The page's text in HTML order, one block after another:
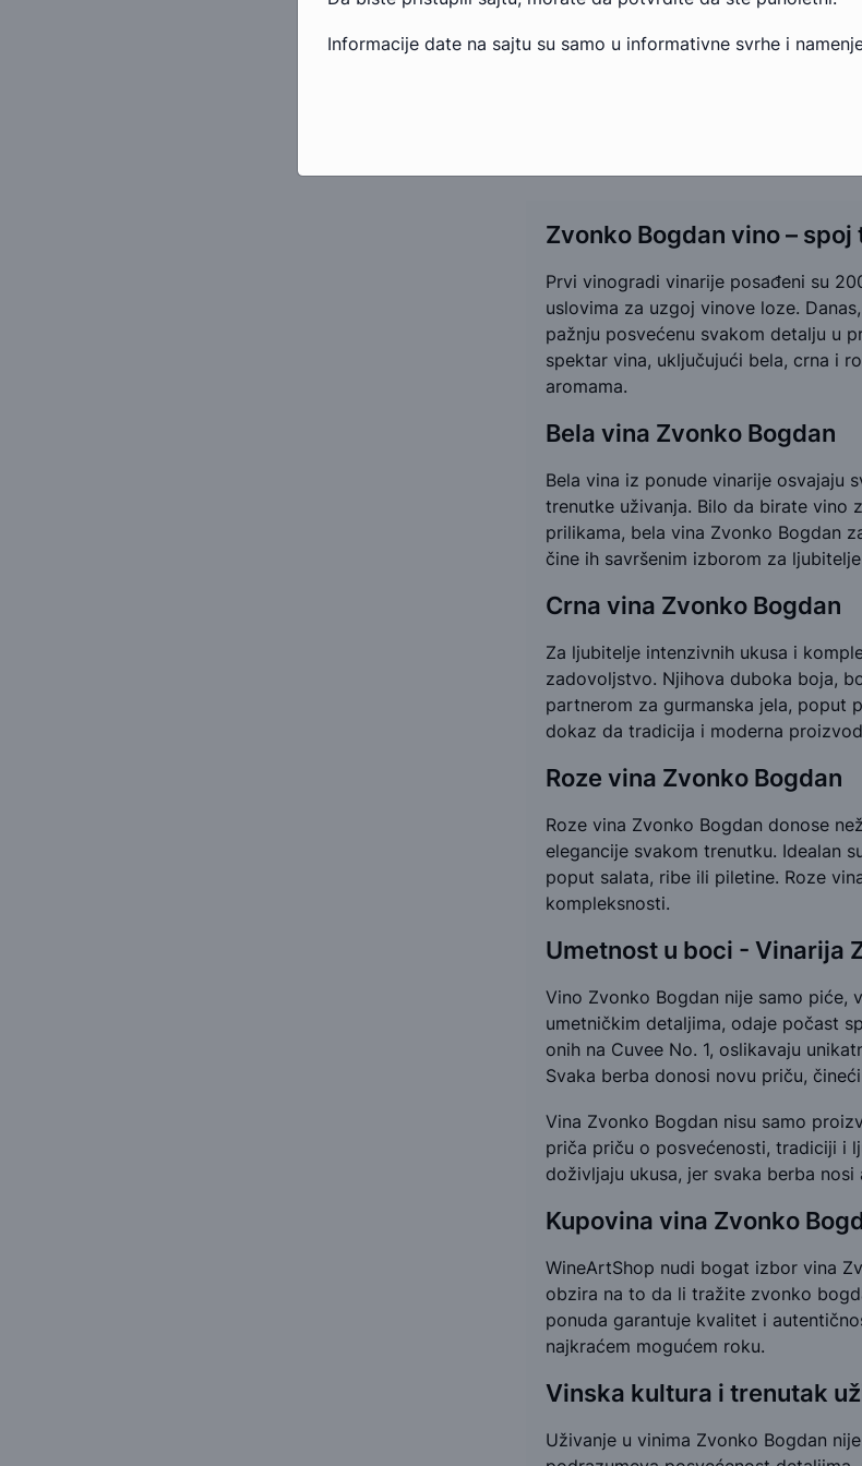
Zvonko Bogdan vino –
Prvi vinogradi vinarije posađeni su
uslovima za uzgoj vinove loze.
pažnju posvećenu svakom detalju u
spektar vina, uključujući bela, crna i
aromama.
Bela vina Zvonko Bogdan
Bela vina iz ponude vinarije osvajaju
trenutke uživanja. Bilo da birate vino
prilikama, bela vina Zvonko Bogdan
čine ih savršenim izborom za
Crna vina Zvonko Bogdan
Za ljubitelje intenzivnih ukusa i
zadovoljstvo. Njihova duboka boja,
partnerom za gurmanska jela, poput
dokaz da tradicija i moderna
Roze vina Zvonko Bogdan
Roze vina Zvonko Bogdan donose
elegancije svakom trenutku. Idealan
poput salata, ribe ili piletine. Roze
kompleksnosti.
Umetnost u boci - Vinarija
Vino Zvonko Bogdan nije samo piće,
umetničkim detaljima, odaje počast
onih na Cuvee No. 1, oslikavaju
Svaka berba donosi novu priču,
Vina Zvonko Bogdan nisu samo
priča priču o posvećenosti, tradiciji i
doživljaju ukusa, jer svaka berba
Kupovina vina Zvonko
WineArtShop nudi bogat izbor vina
obzira na to da li tražite zvonko
ponuda garantuje kvalitet i
najkraćem mogućem roku.
Vinska kultura i trenutak
Uživanje u vinima Zvonko Bogdan
Informacije date na sajtu su samo u informativne svrhe i